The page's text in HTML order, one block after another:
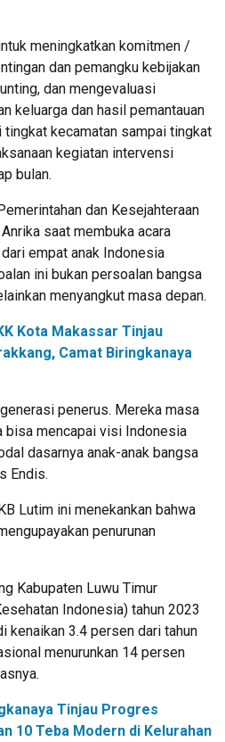
meningkatkan komitmen /
dan pemangku kebijakan
dan mengevaluasi
keluarga dan hasil pemantauan
kecamatan sampai tingkat
kegiatan intervensi
bulan.
dan Kesejahteraan
saat membuka acara
empat anak Indonesia
ini bukan persoalan bangsa
menyangkut masa depan.
Kota Makassar Tinjau
Camat Biringkanaya
penerus. Mereka masa
bisa mencapai visi Indonesia
dasarnya anak-anak bangsa
Endis.
Lutim ini menekankan bahwa
penurunan
Kabupaten Luwu Timur
Indonesia) tahun 2023
kenaikan 3.4 persen dari tahun
menurunkan 14 persen
Tinjau Progres
10 Teba Modern di Kelurahan